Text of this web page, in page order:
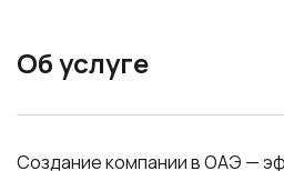
Об услуге
Создание компании в ОАЭ —